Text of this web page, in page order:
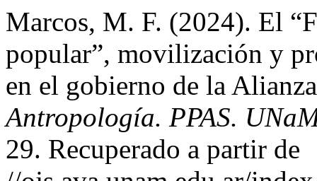
Marcos, M. F. (2024). El
popular”, movilización y
en el gobierno de la
Antropología. PPAS.
29. Recuperado a partir de